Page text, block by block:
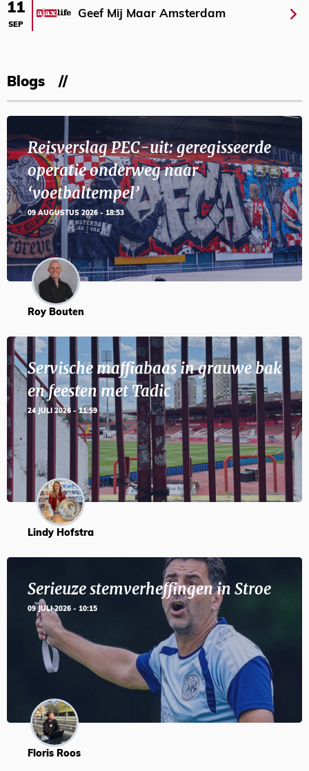
11
SEP
Geef Mij Maar Amsterdam
Blogs
Reisverslag PEC-uit: geregisseerde
operatie onderweg naar
‘voetbaltempel’
09 AUGUSTUS 2026 - 18:53
Roy Bouten
Servische maffiabaas in grauwe bak
en feesten met Tadic
24 JULI 2026 - 11:59
Lindy Hofstra
Serieuze stemverheffingen in Stroe
09 JULI 2026 - 10:15
Floris Roos